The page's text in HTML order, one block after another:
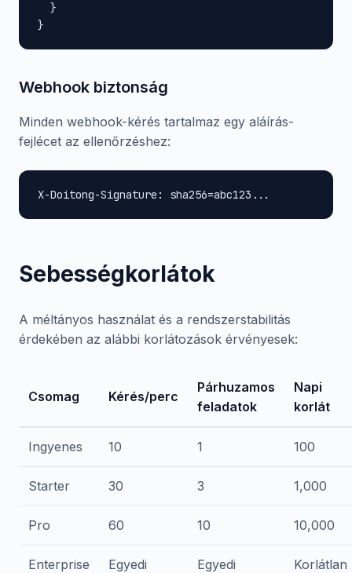
  }
}
Webhook biztonság
Minden webhook-kérés tartalmaz egy aláírás-
fejlécet az ellenőrzéshez:
X-Doitong-Signature: sha256=abc123...
Sebességkorlátok
A méltányos használat és a rendszerstabilitás
érdekében az alábbi korlátozások érvényesek:
Csomag Kérés/perc
Párhuzamos
feladatok
Napi
korlát
Ingyenes 10 1 100
Starter 30 3 1,000
Pro 60 10 10,000
Enterprise Egyedi Egyedi Korlátlan